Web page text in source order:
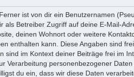
ist von dir ein Benutzernamen
Betreiber Zugriff auf deine E-Mail-
deinen Wohnort oder weitere
enthalten kann. Diese Angaben sind
im Kontext deiner Beiträge frei im
Verarbeitung personenbezogener
du ein, dass wir diese Daten